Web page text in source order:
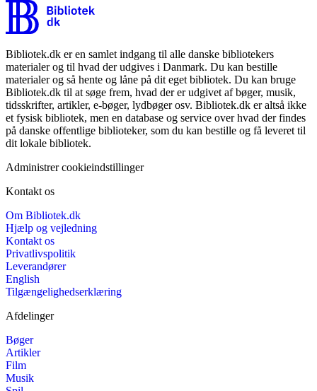
Bibliotek.dk er en samlet indgang til alle danske bibliotekers
materialer og til hvad der udgives i Danmark. Du kan bestille
materialer og så hente og låne på dit eget bibliotek. Du kan bruge
Bibliotek.dk til at søge frem, hvad der er udgivet af bøger, musik,
tidsskrifter, artikler, e-bøger, lydbøger osv. Bibliotek.dk er altså ikke
et fysisk bibliotek, men en database og service over hvad der findes
på danske offentlige biblioteker, som du kan bestille og få leveret til
dit lokale bibliotek.
Administrer cookieindstillinger
Kontakt os
Om Bibliotek.dk
Hjælp og vejledning
Kontakt os
Privatlivspolitik
Leverandører
English
Tilgængelighedserklæring
Afdelinger
Bøger
Artikler
Film
Musik